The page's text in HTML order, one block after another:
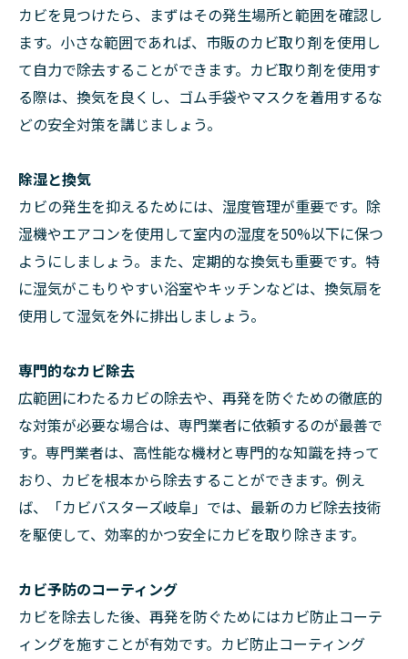
カビを見つけたら、まずはその発生場所と範囲を確認し
ます。小さな範囲であれば、市販のカビ取り剤を使用し
て自力で除去することができます。カビ取り剤を使用す
る際は、換気を良くし、ゴム手袋やマスクを着用するな
どの安全対策を講じましょう。
除湿と換気
カビの発生を抑えるためには、湿度管理が重要です。除
湿機やエアコンを使用して室内の湿度を50%以下に保つ
ようにしましょう。また、定期的な換気も重要です。特
に湿気がこもりやすい浴室やキッチンなどは、換気扇を
使用して湿気を外に排出しましょう。
専門的なカビ除去
広範囲にわたるカビの除去や、再発を防ぐための徹底的
な対策が必要な場合は、専門業者に依頼するのが最善で
す。専門業者は、高性能な機材と専門的な知識を持って
おり、カビを根本から除去することができます。例え
ば、「カビバスターズ岐阜」では、最新のカビ除去技術
を駆使して、効率的かつ安全にカビを取り除きます。
カビ予防のコーティング
カビを除去した後、再発を防ぐためにはカビ防止コーテ
ィングを施すことが有効です。カビ防止コーティング